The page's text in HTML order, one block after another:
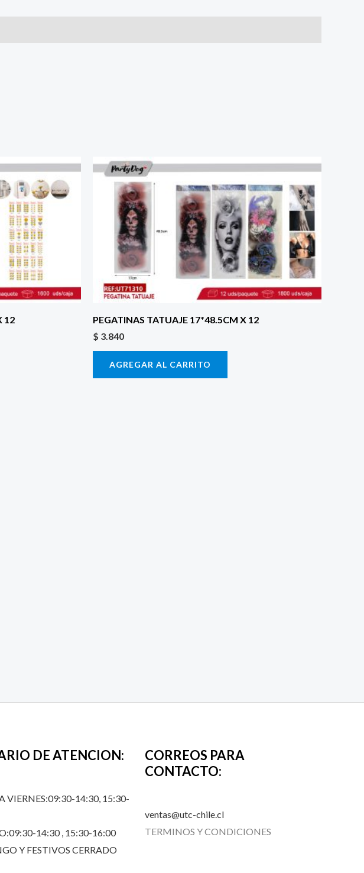
12
PEGATINAS TATUAJE 17*48.5CM X 12
$ 3.840
AGREGAR AL CARRITO
DE ATENCION:
VIERNES:09:30-14:30, 15:30-
14:30 , 15:30-16:00
Y FESTIVOS CERRADO
CORREOS PARA
CONTACTO:
ventas@utc-chile.cl
TERMINOS Y CONDICIONES